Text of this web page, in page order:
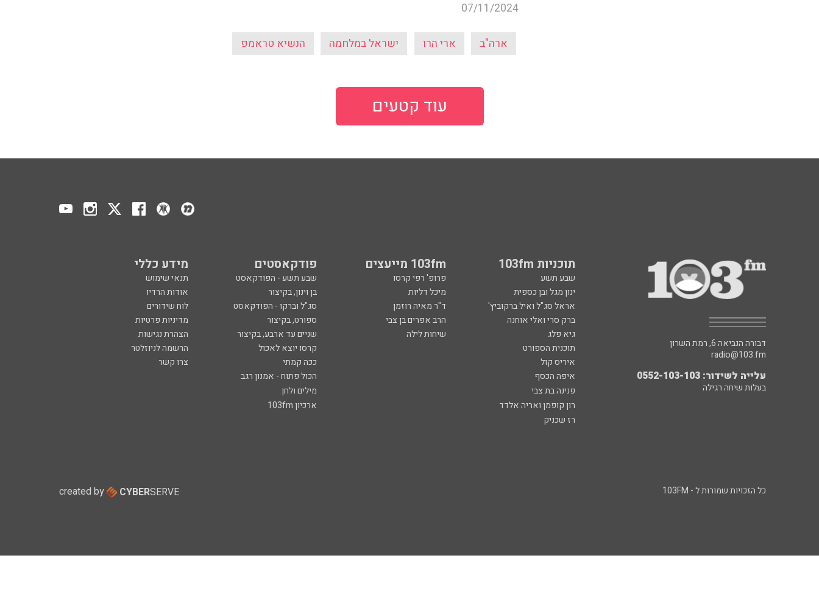
07/11/2024
ארה"ב ארי הרו ישראל במלחמה הנשיא טראמפ
עוד קטעים
תוכניות 103fm 103fm מייעצים פודקאסטים מידע כללי
שבע תשע פרופ' רפי קרסו שבע תשע - הפודקאסט
תנאי שימוש
ינון מגל ובן כספית
מיכל דליות בן וינון, בקיצור
אודות הרדיו
אראל סג"ל ואיל ברקוביץ'
ד"ר מאיה רוזמן סג"ל וברקו - הפודקאסט
לוח שידורים
ברק סרי ואלי אוחנה
הרב אפרים בן צבי ספורט, בקיצור
מדיניות פרטיות
גיא פלג
שיחות לילה שניים עד ארבע, בקיצור
הצהרת נגישות
תוכנית הספורט
קרסו יוצא לאכול
הרשמה לניוזלטר
איריס קול
ככה קמתי
צרו קשר
איפה הכסף
הכול פתוח - אמנון רגב
פנינה בת צבי
מילים ולחן
רון קופמן ואריה אלדד
ארכיון 103fm
רז שכניק
דבורה הנביאה 6, רמת השרון
radio@103.fm
עלייה לשידור: 0552-103-103
בעלות שיחה רגילה
כל הזכויות שמורות ל - 103FM created by CYBERSERVE